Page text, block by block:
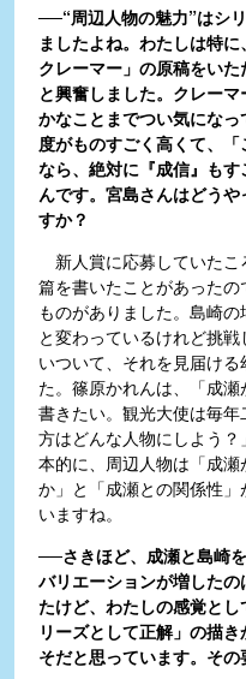
──“周辺人物の魅力”はシ
ましたよね。わたしは特
クレーマー」の原稿をいた
と興奮しました。クレー
かなことまでつい気にな
度がものすごく高くて、
なら、絶対に『成信』も
んです。宮島さんはどう
すか？
新人賞に応募していたこ
篇を書いたことがあった
ものがありました。島崎
と変わっているけれど挑
いついて、それを見届け
た。篠原かれんは、「成
書きたい。観光大使は毎
方はどんな人物にしよう
本的に、周辺人物は「成
か」と「成瀬との関係性
いますね。
──さきほど、成瀬と島崎
バリエーションが増した
たけど、わたしの感覚と
リーズとして正解」の描
そだと思っています。そ